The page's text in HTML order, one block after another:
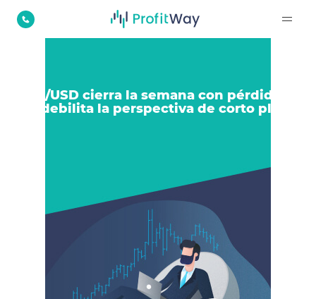
EUR/USD cierra la semana con pérdidas y
se debilita la perspectiva de corto plazo